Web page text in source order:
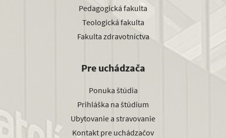
Pedagogická fakulta
Teologická fakulta
Fakulta zdravotníctva
Pre uchádzača
Ponuka štúdia
Prihláška na štúdium
Ubytovanie a stravovanie
Kontakt pre uchádzačov